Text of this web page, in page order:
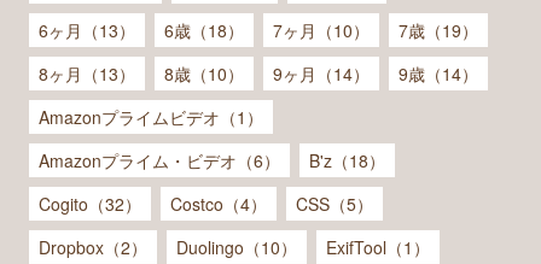
6ヶ月（13）
6歳（18） 7ヶ月（10）
7歳（19）
8ヶ月（13）
8歳（10） 9ヶ月（14）
9歳（14）
Amazonプライムビデオ（1）
Amazonプライム・ビデオ（6）
B'z（18）
Cogito（32）
Costco（4）
CSS（5）
Dropbox（2）
Duolingo（10）
ExifTool（1）